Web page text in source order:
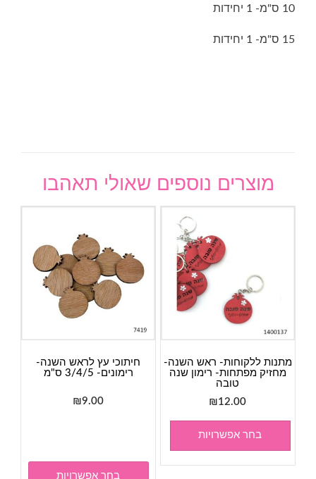
10 ס"מ- 1 יחידות
15 ס"מ- 1 יחידות
מוצרים נוספים שאולי תאהבו
מתנות ללקוחות- ראש השנה-
מחזיק מפתחות- רימון שנה
טובה
₪12.00
בחר אפשרויות
חיתוכי עץ לראש השנה-
רימונים- 3/4/5 ס"מ
₪9.00
בחר אפשרויות